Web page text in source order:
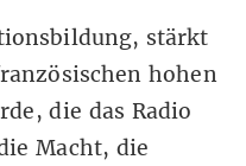
stärkt
hohen
die das Radio
Macht, die